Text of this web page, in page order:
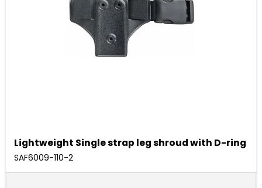
Lightweight Single strap leg shroud with D-ring
SAF6009-110-2